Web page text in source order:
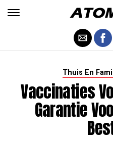
Thuis En
Vaccinaties
Garantie